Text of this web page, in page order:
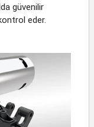
güvenilir
eder.